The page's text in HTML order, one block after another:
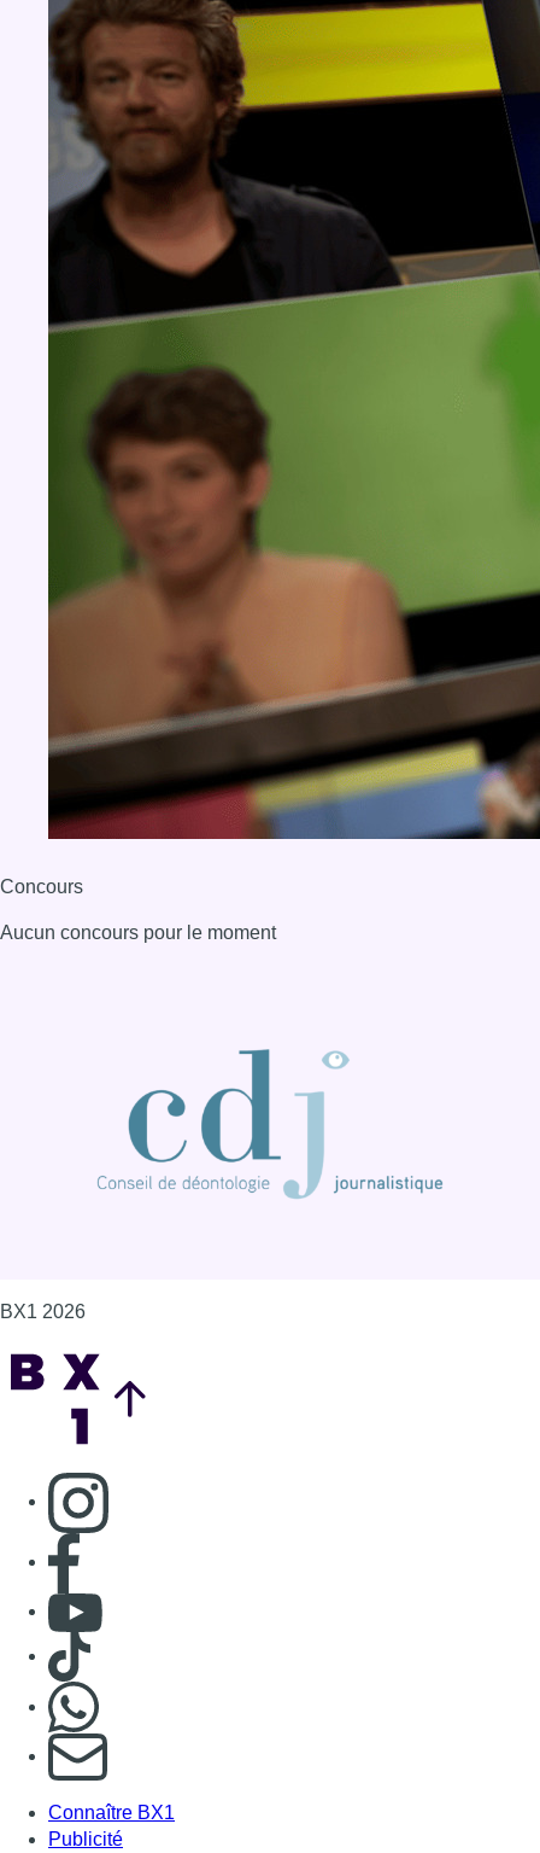
Concours
Aucun concours pour le moment
BX1 2026
Consulter page Instagram
Consulter page Facebook
Consulter Youtube
Consulter TikTok
S'abonner à notre newsletter
Connaître BX1
Publicité